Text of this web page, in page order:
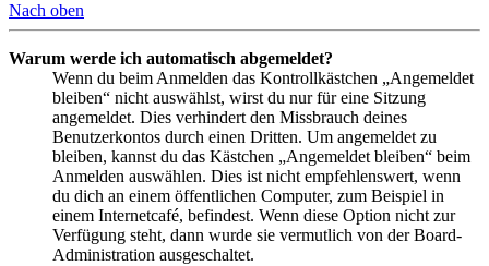
Nach oben
Warum werde ich automatisch abgemeldet?
Wenn du beim Anmelden das Kontrollkästchen „Angemeldet
bleiben“ nicht auswählst, wirst du nur für eine Sitzung
angemeldet. Dies verhindert den Missbrauch deines
Benutzerkontos durch einen Dritten. Um angemeldet zu
bleiben, kannst du das Kästchen „Angemeldet bleiben“ beim
Anmelden auswählen. Dies ist nicht empfehlenswert, wenn
du dich an einem öffentlichen Computer, zum Beispiel in
einem Internetcafé, befindest. Wenn diese Option nicht zur
Verfügung steht, dann wurde sie vermutlich von der Board-
Administration ausgeschaltet.